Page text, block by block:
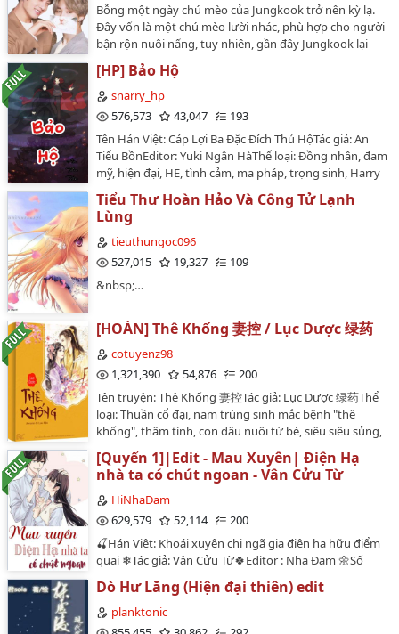
Bỗng một ngày chú mèo của Jungkook trở nên kỳ lạ.
Đây vốn là một chú mèo lười nhác, phù hợp cho người
bận rộn nuôi nấng, tuy nhiên, gần đây Jungkook lại
phải vật lộn với việc dọn dẹp nhà cửa dù rằng cậu đã
đủ mệt mỏi với công việc."Đồ mèo hư!""Miao~"-Jeon
Jungkook & Park Jimin Fanfiction10/08/2019 -
24/08/2020@Plus_Ssi©All Rights Reserved…
[HP] Bảo Hộ
snarry_hp
576,573
43,047
193
Tên Hán Việt: Cáp Lợi Ba Đặc Đích Thủ HộTác giả: An
Tiểu BồnEditor: Yuki Ngân HàThể loại: Đồng nhân, đam
mỹ, hiện đại, HE, tình cảm, ma pháp, trọng sinh, Harry
PotterVăn án:Đây là một truyện HP đồng nhân trọng
sinhMột đời trước, hắn là một xà vương viện trưởng,
lại vì bảo vệ một tiểu sư tử mà vứt bỏ cả mạng sống;
cậu là một con sư tử mệnh danh là Chúa Cứu Thế,
hằng ngày đều bị nọc độc của xà vương nhưng cậu lại
còn lý do nào sống. Trọng sinh về lúc 11 tuổi, xà vương
sẽ dùng mọi thứ bảo vệ xà vương.Không hắc sư viện,
không hắc lão Dumbledore, tẩy trắng xà viện.Cp:
Snarry...Đây là lần tiên edit truyện nên có gì sai sót
hoặc không hay mong các bạn thông cảm và góp ý
cho mình.Edit cũng chỉ vì Snarry là chân ái!!!Mong các
bạn góp ý cho mình nếu mình edit có gì sai. Đây là lần
đầu tiên mình edit truyện dài như vậy. Cảm ơn rất
nhiều...…
Tiểu Thư Hoàn Hảo Và Công Tử Lạnh
Lùng
tieuthungoc096
527,015
19,327
109
&nbsp;…
[HOÀN] Thê Khống 妻控 / Lục Dược 绿药
cotuyenz98
1,321,390
54,876
200
Tên truyện: Thê Khống 妻控Tác giả: Lục Dược 绿药Thể
loại: Thuần cổ đại, nam trùng sinh mắc bệnh "thê
khống", thâm tình, con dâu nuôi từ bé, siêu siêu sủng,
song xử, chút sắc, cảm động, HE.Người dịch:
Chickenliverpate [C1-C125], Cố Tư Yên [C126-
C200].Trạng thái: Hoàn thànhSố chương: 196 chương +
4 ngoại truyệnVĂN ÁN:Nàng là một biểu cô nương
không nơi nương tựa tìm đến nhà ngoại tổ phụ để
cuồng muội đến đáng sợ, đúng là trong cái rủi có cái
may.Lại nói đến sau khi thành thân nàng mới hiểu ra
được, cuồng muội biến thành cuồng thê mới đáng sợ
mức nào!Không có gì biểu ca không làm được nếu như
không làm được thì sẽ cho một tá biểu ca khác đi làm!
[Quyển 1]|Edit - Mau Xuyên| Điện Hạ
nhà ta có chút ngoan - Vân Cửu Từ
HiNhaDam
629,579
52,114
200
🍒Hán Việt: Khoái xuyên chi ngã gia điện hạ hữu điểm
quai ❄Tác giả: Vân Cửu Từ🍀Editor : Nha Đam 🌼Số
chương : 1217 - Đã hoàn bản convert🌷Thể loại:
Nguyên sang, Ngôn tình, Cổ đại , Hiện đại , HE , Tình
cảm , Xuyên nhanh🍁Nguồn convert:
https://wikidich.com/truyen/xuyen-nhanh-chi-nha-ta-
Dò Hư Lăng (Hiện đại thiên) edit
planktonic